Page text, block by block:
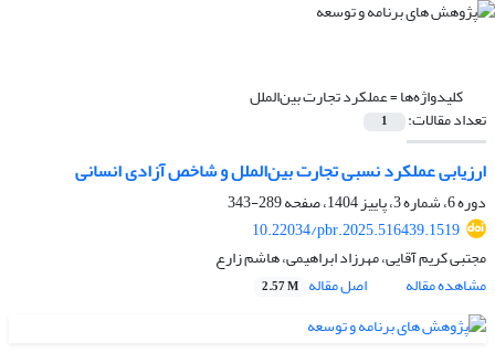
کلیدواژه‌ها =عملکرد تجارت بین‌الملل
تعداد مقالات: 1
ارزیابی عملکرد نسبی تجارت بین‌الملل و شاخص آزادی انسانی
دوره 6، شماره 3، پاییز 1404، صفحه
289-343
10.22034/pbr.2025.516439.1519
مجتبی کریم آقایی، مهرزاد ابراهیمی، هاشم زارع
مشاهده مقاله
اصل مقاله 2.57 M